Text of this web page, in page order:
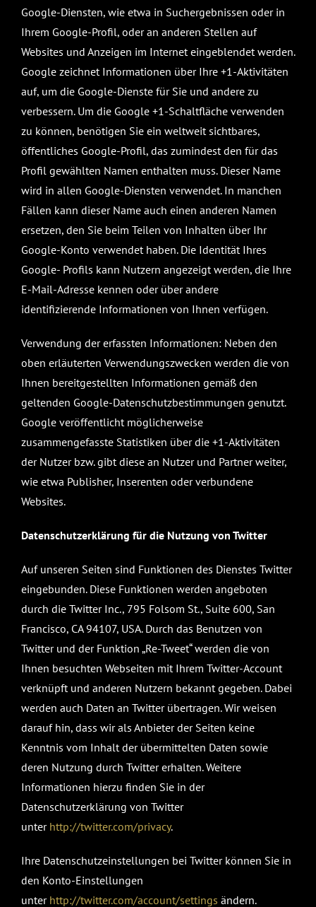
Google-Diensten, wie etwa in Suchergebnissen oder in
Ihrem Google-Profil, oder an anderen Stellen auf
Websites und Anzeigen im Internet eingeblendet werden.
Google zeichnet Informationen über Ihre +1-Aktivitäten
auf, um die Google-Dienste für Sie und andere zu
verbessern. Um die Google +1-Schaltfläche verwenden
zu können, benötigen Sie ein weltweit sichtbares,
öffentliches Google-Profil, das zumindest den für das
Profil gewählten Namen enthalten muss. Dieser Name
wird in allen Google-Diensten verwendet. In manchen
Fällen kann dieser Name auch einen anderen Namen
ersetzen, den Sie beim Teilen von Inhalten über Ihr
Google-Konto verwendet haben. Die Identität Ihres
Google- Profils kann Nutzern angezeigt werden, die Ihre
E-Mail-Adresse kennen oder über andere
identifizierende Informationen von Ihnen verfügen.
Verwendung der erfassten Informationen: Neben den
oben erläuterten Verwendungszwecken werden die von
Ihnen bereitgestellten Informationen gemäß den
geltenden Google-Datenschutzbestimmungen genutzt.
Google veröffentlicht möglicherweise
zusammengefasste Statistiken über die +1-Aktivitäten
der Nutzer bzw. gibt diese an Nutzer und Partner weiter,
wie etwa Publisher, Inserenten oder verbundene
Websites.
Datenschutzerklärung für die Nutzung von Twitter
Auf unseren Seiten sind Funktionen des Dienstes Twitter
eingebunden. Diese Funktionen werden angeboten
durch die Twitter Inc., 795 Folsom St., Suite 600, San
Francisco, CA 94107, USA. Durch das Benutzen von
Twitter und der Funktion „Re-Tweet“ werden die von
Ihnen besuchten Webseiten mit Ihrem Twitter-Account
verknüpft und anderen Nutzern bekannt gegeben. Dabei
werden auch Daten an Twitter übertragen. Wir weisen
darauf hin, dass wir als Anbieter der Seiten keine
Kenntnis vom Inhalt der übermittelten Daten sowie
deren Nutzung durch Twitter erhalten. Weitere
Informationen hierzu finden Sie in der
Datenschutzerklärung von Twitter
unter http://twitter.com/privacy.
Ihre Datenschutzeinstellungen bei Twitter können Sie in
den Konto-Einstellungen
unter http://twitter.com/account/settings ändern.